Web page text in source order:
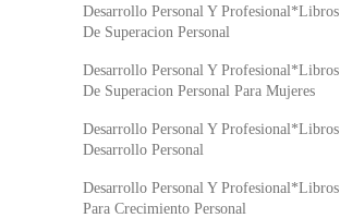
Desarrollo Personal Y Profesional*Libros
De Superacion Personal
Desarrollo Personal Y Profesional*Libros
De Superacion Personal Para Mujeres
Desarrollo Personal Y Profesional*Libros
Desarrollo Personal
Desarrollo Personal Y Profesional*Libros
Para Crecimiento Personal